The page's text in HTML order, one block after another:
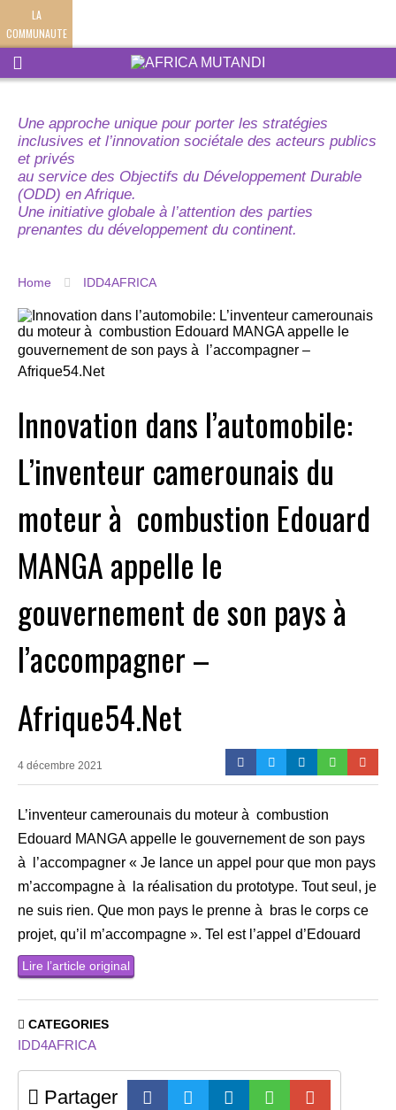
LA
COMMUNAUTE
Une approche unique pour porter les stratégies
inclusives et l’innovation sociétale des acteurs publics
et privés
au service des Objectifs du Développement Durable
(ODD) en Afrique.
Une initiative globale à l’attention des parties
prenantes du développement du continent.
Home IDD4AFRICA
Innovation dans l’automobile:
L’inventeur camerounais du
moteur à combustion Edouard
MANGA appelle le
gouvernement de son pays à
l’accompagner –
Afrique54.Net
4 décembre 2021
L’inventeur camerounais du moteur à combustion
Edouard MANGA appelle le gouvernement de son pays
à l’accompagner « Je lance un appel pour que mon pays
m’accompagne à la réalisation du prototype. Tout seul, je
ne suis rien. Que mon pays le prenne à bras le corps ce
projet, qu’il m’accompagne ». Tel est l’appel d’Edouard
Lire l’article original
CATEGORIES
IDD4AFRICA
Partager